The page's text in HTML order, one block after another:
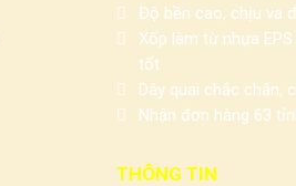
Độ bền cao, chịu va
Xốp làm từ nhựa
tốt
Dây quai chắc chắn,
Nhận đơn hàng 63
THÔNG TIN